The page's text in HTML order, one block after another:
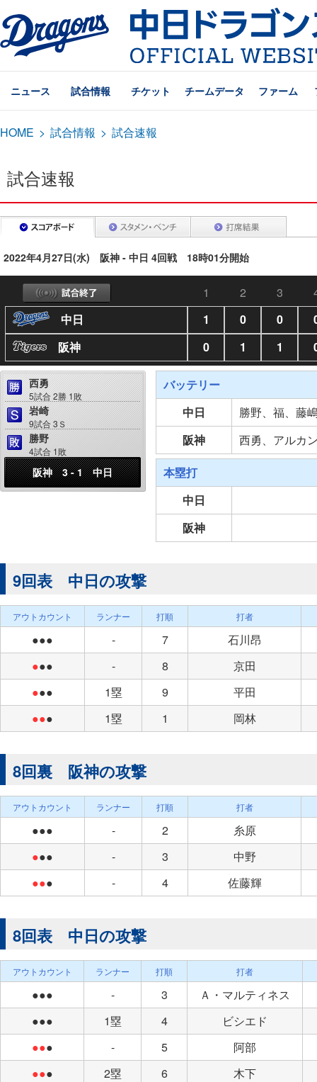
ニュース 試合情報 チケット チームデータ ファーム
HOME > 試合情報 > 試合速報
試合速報
2022年4月27日(水) 阪神 - 中日 4回戦 18時01分開始
1 2 3
中日
1 0 0
阪神
0 1 1
西勇
5試合 2勝 1敗
岩崎
9試合 3Ｓ
勝野
4試合 1敗
阪神 3 - 1 中日
バッテリー
中日
勝野、福、藤
阪神
西勇、アルカ
本塁打
中日
阪神
9回表 中日の攻撃
アウトカウント ランナー 打順 打者
●●● - 7
石川昂
●●● - 8
京田
●●● 1塁 9
平田
●●● 1塁 1 岡林
8回裏 阪神の攻撃
アウトカウント ランナー 打順 打者
●●● - 2
糸原
●●● - 3
中野
●●● - 4 佐藤輝
8回表 中日の攻撃
アウトカウント ランナー 打順 打者
●●● - 3
Ａ・マルティネス
●●●
1塁 4
ビシエド
●●● - 5
阿部
●●● 2塁 6 木下